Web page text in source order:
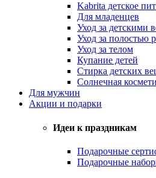
Kabrita детское
Для младенцев
Уход за детскими
Уход за полостью
Уход за телом
Купание детей
Стирка детских
Солнечная
Для мужчин
Акции и подарки
Идеи к праздникам
Подарочные
Подарочные